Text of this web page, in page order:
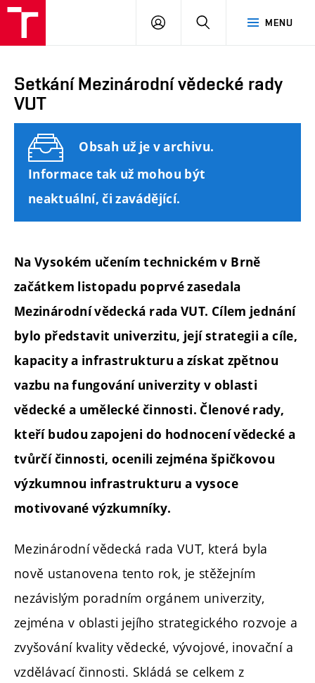
Brno
MENU
PŘIHLÁSIT
Setkání Mezinárodní vědecké rady
VUT
Obsah už je v archivu.
Informace tak už mohou být
neaktuální, či zavádějící.
NaVysokém učením technickém v Brně
začátkem listopadu poprvé zasedala
Mezinárodní vědecká rada VUT. Cílem jednání
bylo představit univerzitu, její strategii a cíle,
kapacity a infrastrukturu a získat zpětnou
vazbu na fungování univerzity v oblasti
vědecké a umělecké činnosti. Členové rady,
kteří budou zapojeni do hodnocení vědecké a
tvůrčí činnosti, ocenili zejména špičkovou
výzkumnou infrastrukturu a vysoce
motivované výzkumníky.
Mezinárodní vědecká rada VUT, která byla
nově ustanovena tento rok, je stěžejním
nezávislým poradním orgánem univerzity,
zejména v oblasti jejího strategického rozvoje a
zvyšování kvality vědecké, vývojové, inovační a
vzdělávací činnosti. Skládá se celkem z